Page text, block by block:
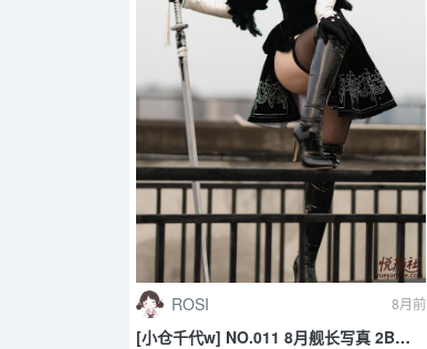
ROSI 8月前
[小仓千代w] NO.011 8月舰长写真 2B原